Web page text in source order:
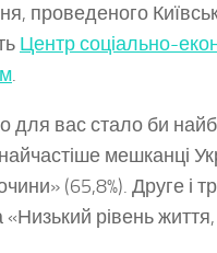
проведеного
Центр соціально-
.
для вас стало би
мешканці
(65,8%). Друге і
«Низький рівень